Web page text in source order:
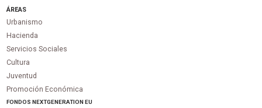
ÁREAS
Urbanismo
Hacienda
Servicios Sociales
Cultura
Juventud
Promoción Económica
FONDOS NEXTGENERATION EU